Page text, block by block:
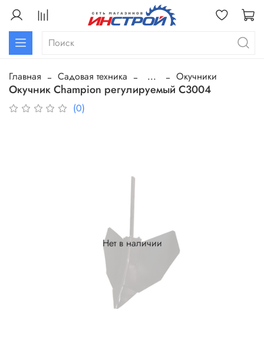
Главная Садовая техника ... Окучники
Окучник Champion регулируемый C3004
(0)
Нет в наличии